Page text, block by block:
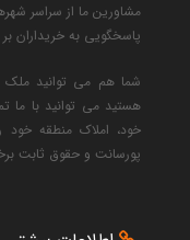
مشاورین ما از سراسر
پاسخگویی به خریداران
شما هم می توانید ملک
هستید می توانید با ما
خود، املاک منطقه خود
پورسانت و حقوق ثابت